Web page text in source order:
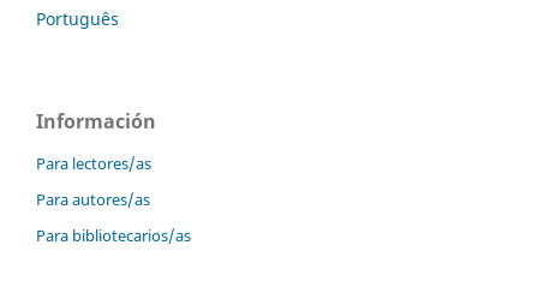
Português
Información
Para lectores/as
Para autores/as
Para bibliotecarios/as